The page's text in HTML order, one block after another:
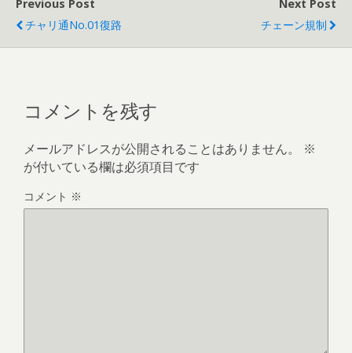
Previous Post
チャリ通No.01復路
Next Post
チェーン規制
コメントを残す
メールアドレスが公開されることはありません。
※
が付いている欄は必須項目です
コメント ※